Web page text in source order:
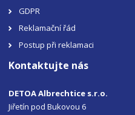
GDPR
Reklamační řád
Postup při reklamaci
Kontaktujte nás
DETOA Albrechtice s.r.o.
Jiřetín pod Bukovou 6